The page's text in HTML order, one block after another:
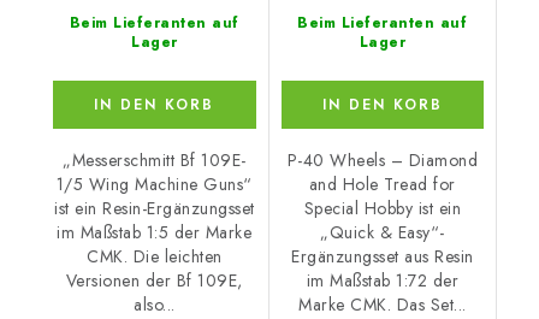
Beim Lieferanten auf
Lager
IN DEN KORB
„Messerschmitt Bf 109E-
1/5 Wing Machine Guns“
ist ein Resin-Ergänzungsset
im Maßstab 1:5 der Marke
CMK. Die leichten
Versionen der Bf 109E,
also...
Beim Lieferanten auf
Lager
IN DEN KORB
P-40 Wheels – Diamond
and Hole Tread for
Special Hobby ist ein
„Quick & Easy“-
Ergänzungsset aus Resin
im Maßstab 1:72 der
Marke CMK. Das Set...